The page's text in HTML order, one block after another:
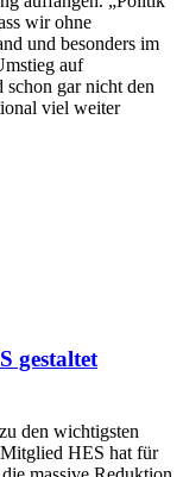
wir ohne
und besonders im
auf
gar nicht den
viel weiter
gestaltet
den wichtigsten
HES hat für